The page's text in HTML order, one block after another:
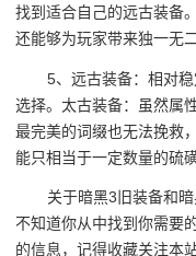
找到适合自己的远古装备
还能够为玩家带来独一无
5、远古装备：相对
选择。太古装备：虽然属
最完美的词缀也无法挽救
能只相当于一定数量的硫磺
关于暗黑3旧装备和
不知道你从中找到你需要
的信息，记得收藏关注本站